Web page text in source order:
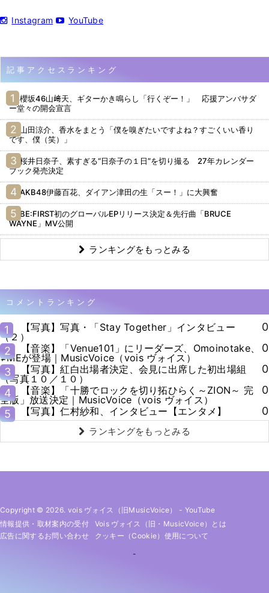
Instagram YouTube
記事アクセスランキング
櫻坂46山﨑天、ギターかき鳴らし「行くぞー！」 応援アンバサダ
ー堂々の開会宣言
山田涼介、香水をまとう「僕を嗅ぎたいですよね？すごくいい香り
です、僕（笑）」
桜井日奈子、素すぎる“日奈子の１日”を切り撮る 27年カレンダー
ブック発売決定
AKB48伊藤百花、ダイアン津田の生「スー！」に大興奮
BE:FIRST初のグローバルEPリリース決定＆先行曲「BRUCE
WAYNE」MV公開
ランキングをもっとみる
コメントランキング
1
【写真】写真・「Stay Together」インタビュー
（２）
0
2
【音楽】「Venue101」にリーダーズ、Omoinotake、
≠MEが登場｜MusicVoice（vois ヴォイス）
0
3
【写真】紅白出場者決定、会見に出席した初出場組
（写真１０／１０）
0
4
【音楽】「十勝でロックを切り拓ひらく～ZION～ 完
全版」放送決定｜MusicVoice（vois ヴォイス）
0
5
【写真】仁村紗和、インタビュー【エンタメ】 0
ランキングをもっとみる
Copyright © 2026. vois ヴォイス（旧MusicVoice） - YouTube
情報提供・取材案内の受付
Vois ヴォイス（旧・MusicVoice）とは
広告に関するお問い合わせ
クッキー（cookie）使用について
-